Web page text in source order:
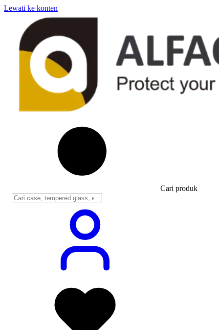
Lewati ke konten
Cari produk